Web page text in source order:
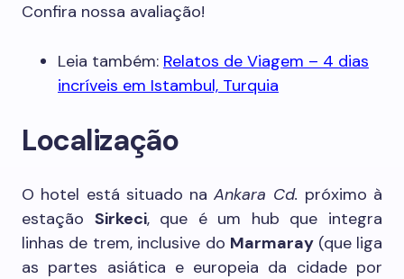
Confira nossa avaliação!
Leia também: Relatos de Viagem – 4 dias
incríveis em Istambul, Turquia
Localização
O hotel está situado naAnkara Cd. próximo à
estação Sirkeci, que é um hub que integra
linhas de trem, inclusive do Marmaray (que liga
as partes asiática e europeia da cidade por